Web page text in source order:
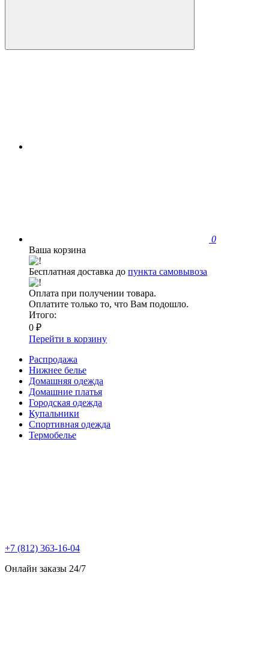
0
Ваша корзина
Бесплатная доставка до пункта самовывоза
Оплата при получении товара.
Оплатите только то, что Вам подошло.
Итого:
0 ₽
Перейти в корзину
Распродажа
Нижнее белье
Домашняя одежда
Домашние платья
Городская одежда
Купальники
Спортивная одежда
Термобелье
+7 (812) 363-16-04
Онлайн заказы 24/7